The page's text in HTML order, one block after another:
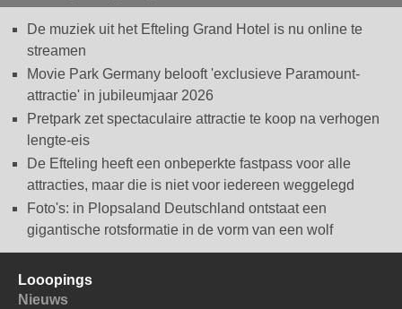
De muziek uit het Efteling Grand Hotel is nu online te
streamen
Movie Park Germany belooft 'exclusieve Paramount-
attractie' in jubileumjaar 2026
Pretpark zet spectaculaire attractie te koop na verhogen
lengte-eis
De Efteling heeft een onbeperkte fastpass voor alle
attracties, maar die is niet voor iedereen weggelegd
Foto's: in Plopsaland Deutschland ontstaat een
gigantische rotsformatie in de vorm van een wolf
Looopings
Nieuws